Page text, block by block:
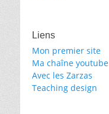
Liens
Mon premier site
Ma chaîne youtube
Avec les Zarzas
Teaching design